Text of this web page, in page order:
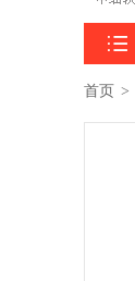

首页 >